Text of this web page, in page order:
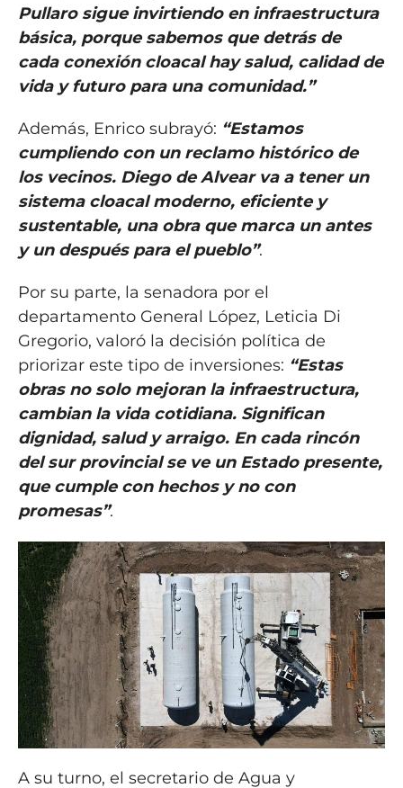
Pullaro sigue invirtiendo en infraestructura
básica, porque sabemos que detrás de
cada conexión cloacal hay salud, calidad de
vida y futuro para una comunidad.”
Además, Enrico subrayó: “Estamos
cumpliendo con un reclamo histórico de
los vecinos. Diego de Alvear va a tener un
sistema cloacal moderno, eficiente y
sustentable, una obra que marca un antes
y un después para el pueblo”.
Por su parte, la senadora por el
departamento General López, Leticia Di
Gregorio, valoró la decisión política de
priorizar este tipo de inversiones: “Estas
obras no solo mejoran la infraestructura,
cambian la vida cotidiana. Significan
dignidad, salud y arraigo. En cada rincón
del sur provincial se ve un Estado presente,
que cumple con hechos y no con
promesas”.
A su turno, el secretario de Agua y